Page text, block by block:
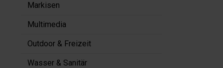
Markisen
Multimedia
Outdoor & Freizeit
Wasser & Sanitär